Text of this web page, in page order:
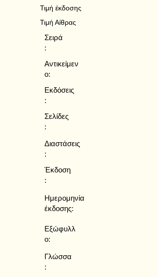
Τιμή έκδοσης
Τιμή Αίθρας
Σειρά
:
Αντικείμεν
ο:
Εκδόσεις
:
Σελίδες
:
Διαστάσεις
:
Έκδοση
:
Ημερομηνία
έκδοσης:
Εξώφυλλ
ο:
Γλώσσα
: